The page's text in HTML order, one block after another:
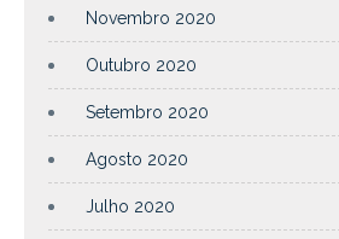
Novembro 2020
Outubro 2020
Setembro 2020
Agosto 2020
Julho 2020